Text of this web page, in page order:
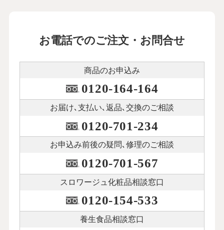
お電話でのご注文・お問合せ
商品のお申込み
0120-164-164
お届け､支払い､ 返品､交換のご相談
0120-701-234
お申込み前後の疑問､修理のご相談
0120-701-567
スロワージュ化粧品相談窓口
0120-154-533
養生食品相談窓口